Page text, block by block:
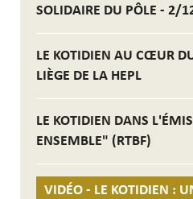
SOLIDAIRE DU PÔLE - 2/
LE KOTIDIEN AU CŒUR
LIÈGE DE LA HEPL
LE KOTIDIEN DANS
ENSEMBLE" (RTBF)
VIDÉO - LE KOTIDIEN :